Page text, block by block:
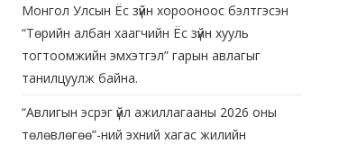
Монгол Улсын Ёс зүйн хорооноос бэлтгэсэн
“Төрийн албан хаагчийн Ёс зүйн хууль
тогтоомжийн эмхэтгэл” гарын авлагыг
танилцуулж байна.
“Авлигын эсрэг үйл ажиллагааны 2026 оны
төлөвлөгөө”-ний эхний хагас жилийн